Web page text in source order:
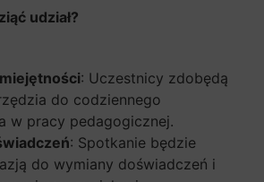
udział?
: Uczestnicy zdobędą
do codziennego
w pracy pedagogicznej.
: Spotkanie będzie
do wymiany doświadczeń i